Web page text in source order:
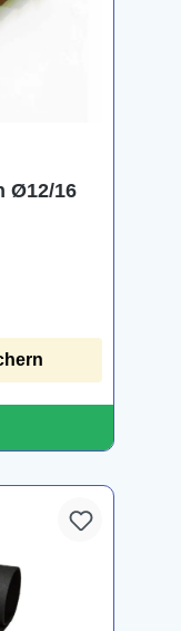
Ø12/16